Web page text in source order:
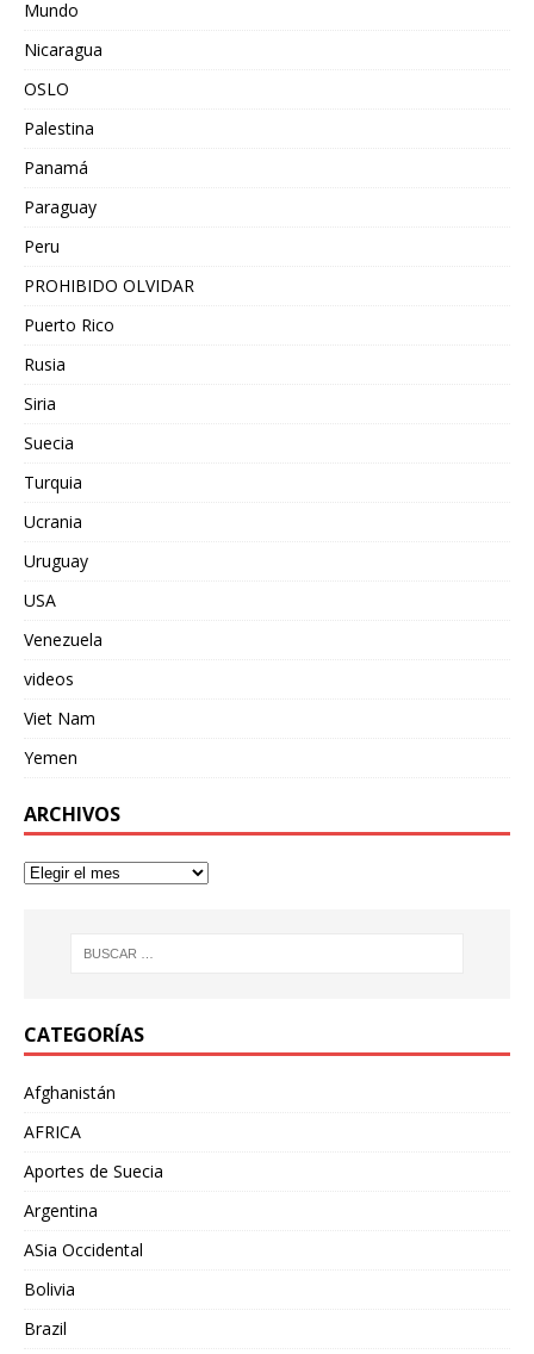
Mundo
Nicaragua
OSLO
Palestina
Panamá
Paraguay
Peru
PROHIBIDO OLVIDAR
Puerto Rico
Rusia
Siria
Suecia
Turquia
Ucrania
Uruguay
USA
Venezuela
videos
Viet Nam
Yemen
ARCHIVOS
CATEGORÍAS
Afghanistán
AFRICA
Aportes de Suecia
Argentina
ASia Occidental
Bolivia
Brazil